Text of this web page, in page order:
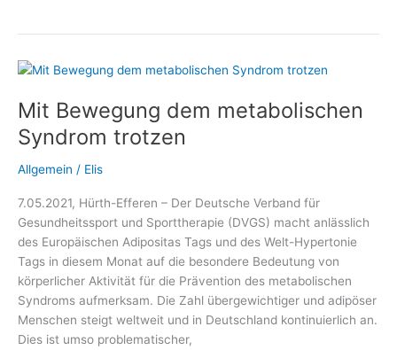
nur
Problem
der
Bauchspeicheldrüse
ist
Mit Bewegung dem metabolischen
Syndrom trotzen
Allgemein / Elis
7.05.2021, Hürth-Efferen – Der Deutsche Verband für
Gesundheitssport und Sporttherapie (DVGS) macht anlässlich
des Europäischen Adipositas Tags und des Welt-Hypertonie
Tags in diesem Monat auf die besondere Bedeutung von
körperlicher Aktivität für die Prävention des metabolischen
Syndroms aufmerksam. Die Zahl übergewichtiger und adipöser
Menschen steigt weltweit und in Deutschland kontinuierlich an.
Dies ist umso problematischer,